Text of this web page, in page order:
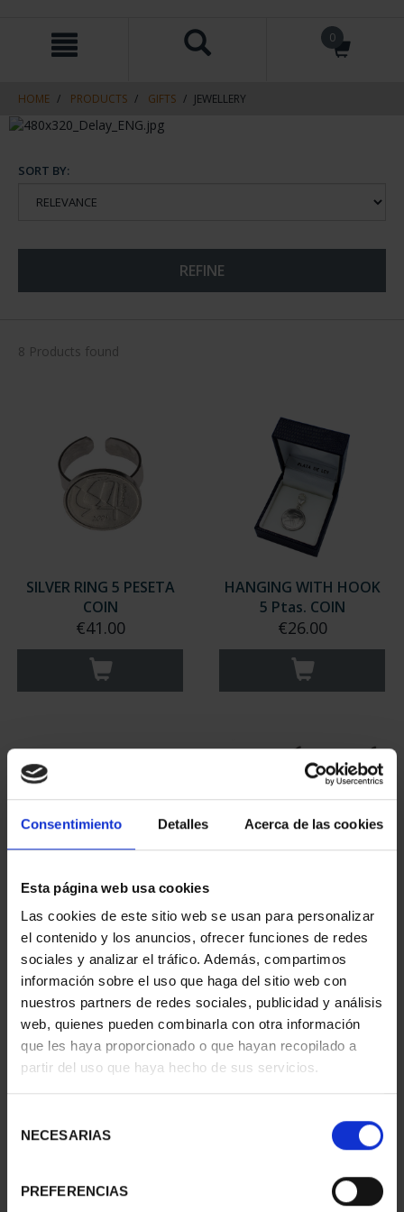
Consentimiento Detalles Acerca de las cookies
Esta página web usa cookies
Las cookies de este sitio web se usan para personalizar
el contenido y los anuncios, ofrecer funciones de redes
sociales y analizar el tráfico. Además, compartimos
información sobre el uso que haga del sitio web con
nuestros partners de redes sociales, publicidad y análisis
web, quienes pueden combinarla con otra información
que les haya proporcionado o que hayan recopilado a
partir del uso que haya hecho de sus servicios.
NECESARIAS
PREFERENCIAS
navigation
0
HOME PRODUCTS GIFTS JEWELLERY
SORT BY:
REFINE
8 Products found
SILVER RING 5 PESETA
COIN
€41.00
HANGING WITH HOOK
5 Ptas. COIN
€26.00
SILVER CUFFLINKS 5
PESETA COINS
€32.00
SILVER EARRINGS 10
PESETA COIN
€34.00